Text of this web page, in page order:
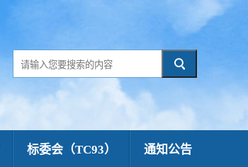
标委会（TC93） 通知公告